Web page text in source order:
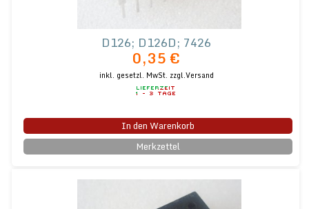
D126; D126D; 7426
0,35 €
inkl. gesetzl. MwSt. zzgl.Versand
In den Warenkorb
Merkzettel